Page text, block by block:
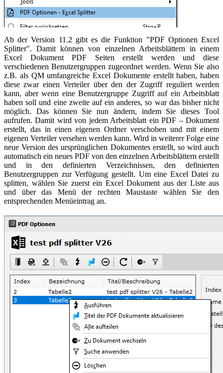
Ab der Version 11.2 gibt es die Funktion "PDF Optionen Excel
Splitter". Damit können von einzelnen Arbeitsblättern in einem
Excel Dokument PDF Seiten erstellt werden und diese
verschiedenen Benutzergruppen zugeordnet werden. Wenn Sie also
z.B. als QM umfangreiche Excel Dokumente erstellt haben, haben
diese zwar einen Verteiler über den der Zugriff reguliert werden
kann, aber wenn eine Benutzergruppe Zugriff auf ein Arbeitsblatt
haben soll und eine zweite auf ein anderes, so war das bisher nicht
möglich. Das können Sie nun ändern, indem Sie dieses Tool
aufrufen. Damit wird von jedem Arbeitsblatt ein PDF – Dokument
erstellt, das in einen eigenen Ordner verschoben und mit einem
eigenen Verteiler versehen werden kann. Wird in weiterer Folge eine
neue Version des ursprünglichen Dokumentes erstellt, so wird auch
automatisch ein neues PDF von den einzelnen Arbeitsblättern erstellt
und in den definierten Verzeichnissen, den definierten
Benutzergruppen zur Verfügung gestellt. Um eine Excel Datei zu
splitten, wählen Sie zuerst ein Excel Dokument aus der Liste aus
und über das Menü der rechten Maustaste wählen Sie den
entsprechenden Menüeintrag an.